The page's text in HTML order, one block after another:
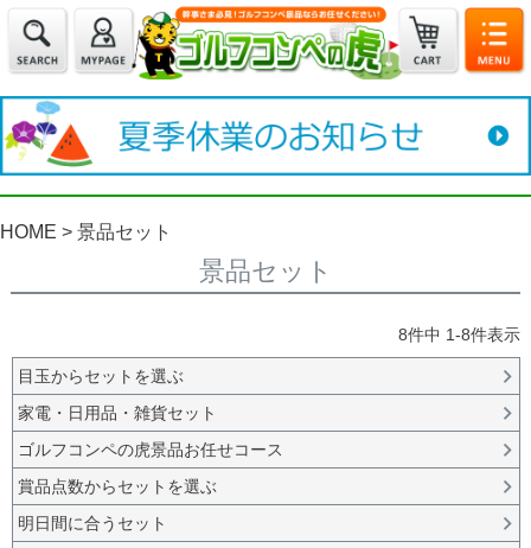
HOME 景品セット
景品セット
8件中 1-8件表示
目玉からセットを選ぶ
家電・日用品・雑貨セット
ゴルフコンペの虎景品お任せコース
賞品点数からセットを選ぶ
明日間に合うセット